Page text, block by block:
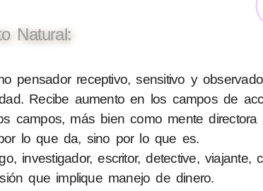
Natural:
pensador receptivo, sensitivo y
Recibe aumento en los campos de
campos, más bien como mente
lo que da, sino por lo que es.
investigador, escritor, detective, viajante,
que implique manejo de dinero.